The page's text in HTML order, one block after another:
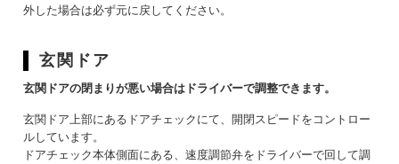
外した場合は必ず元に戻してください。
玄関ドア
玄関ドアの閉まりが悪い場合はドライバーで調整できます。
玄関ドア上部にあるドアチェックにて、開閉スピードをコントロー
ルしています。
ドアチェック本体側面にある、速度調節弁をドライバーで回して調